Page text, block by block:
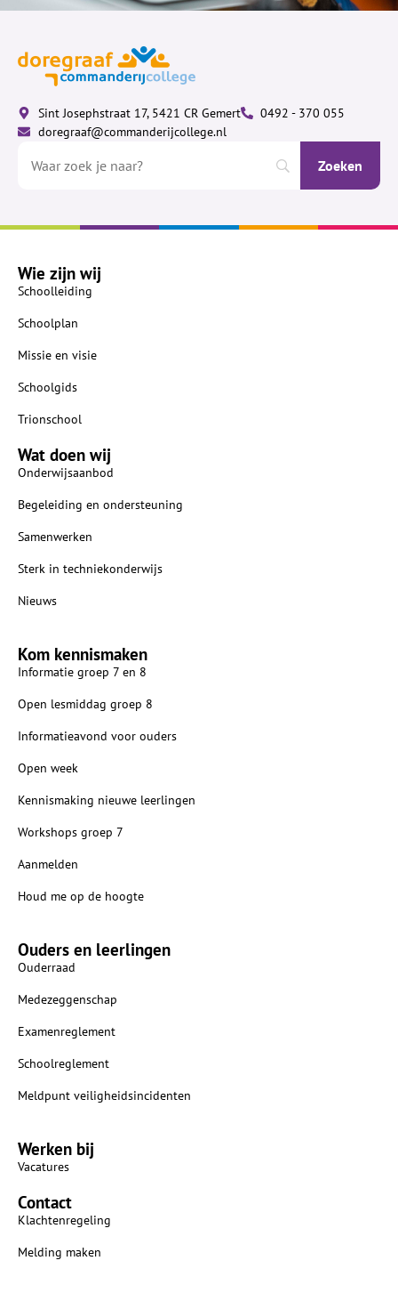
Sint Josephstraat 17, 5421 CR Gemert
0492 - 370 055
doregraaf@commanderijcollege.nl
Wie zijn wij
Schoolleiding
Schoolplan
Missie en visie
Schoolgids
Trionschool
Wat doen wij
Onderwijsaanbod
Begeleiding en ondersteuning
Samenwerken
Sterk in techniekonderwijs
Nieuws
Kom kennismaken
Informatie groep 7 en 8
Open lesmiddag groep 8
Informatieavond voor ouders
Open week
Kennismaking nieuwe leerlingen
Workshops groep 7
Aanmelden
Houd me op de hoogte
Ouders en leerlingen
Ouderraad
Medezeggenschap
Examenreglement
Schoolreglement
Meldpunt veiligheidsincidenten
Werken bij
Vacatures
Contact
Klachtenregeling
Melding maken